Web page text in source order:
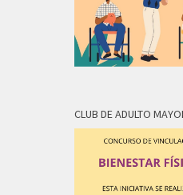
CLUB DE ADULTO